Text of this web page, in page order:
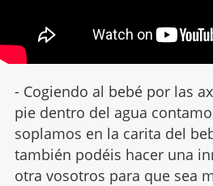
- Cogiendo al bebé por las
pie dentro del agua
soplamos en la carita del
también podéis hacer una
otra vosotros para que sea